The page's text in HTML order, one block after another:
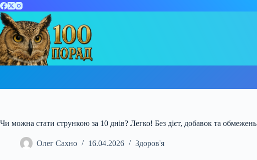
Перейти
до
вмісту
Чи можна стати стрункою за 10 днів? Легко! Без дієт, добавок та обмежень
Олег Сахно 16.04.2026 Здоров'я